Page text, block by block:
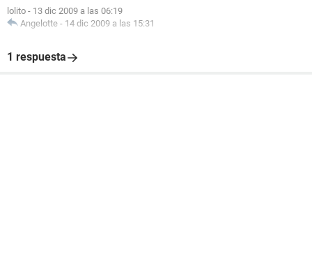
lolito - 13 dic 2009 a las 06:19
Angelotte - 14 dic 2009 a las 15:31
1 respuesta